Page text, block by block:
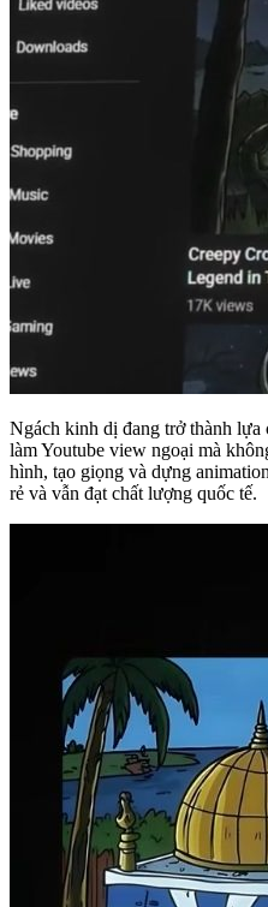
Ngách kinh dị đang trở thành lựa
làm Youtube view ngoại mà
hình, tạo giọng và dựng
rẻ và vẫn đạt chất lượng quốc tế.